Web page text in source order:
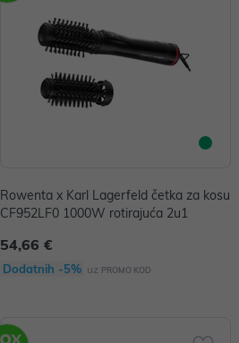
Rowenta x Karl Lagerfeld četka za kosu
CF952LF0 1000W rotirajuća 2u1
54,66 €
Dodatnih -5% uz PROMO KOD